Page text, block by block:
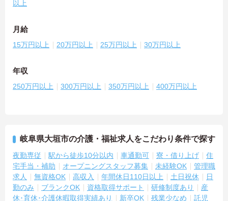
以上
月給
15万円以上 20万円以上 25万円以上 30万円以上
年収
250万円以上 300万円以上 350万円以上 400万円以上
岐阜県大垣市の介護・福祉求人をこだわり条件で探す
夜勤専従 駅から徒歩10分以内 車通勤可 寮・借り上げ
住
宅手当・補助
オープニングスタッフ募集 未経験OK
管理職
求人
無資格OK 高収入 年間休日110日以上 土日祝休
日
勤のみ
ブランクOK 資格取得サポート 研修制度あり
産
休･育休･介護休暇取得実績あり
新卒OK 残業少なめ
託児